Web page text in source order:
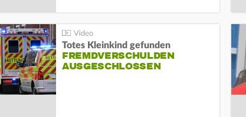
Totes Kleinkind gefunden
FREMDVERSCHULDEN
AUSGESCHLOSSEN